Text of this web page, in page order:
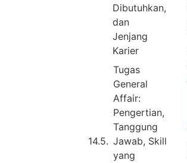
Dibutuhkan,
dan
Jenjang
Karier
Tugas
General
Affair:
Pengertian,
Tanggung
Jawab, Skill
yang